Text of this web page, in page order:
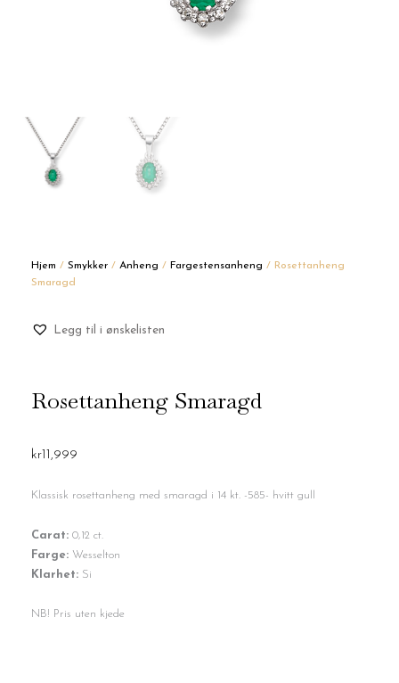
Hjem / Smykker / Anheng / Fargestensanheng / Rosettanheng
Smaragd
Legg til i ønskelisten
Rosettanheng Smaragd
kr 11,999
Klassisk rosettanheng med smaragd i 14 kt. -585- hvitt gull
Carat: 0,12 ct.
Farge: Wesselton
Klarhet: Si
NB! Pris uten kjede